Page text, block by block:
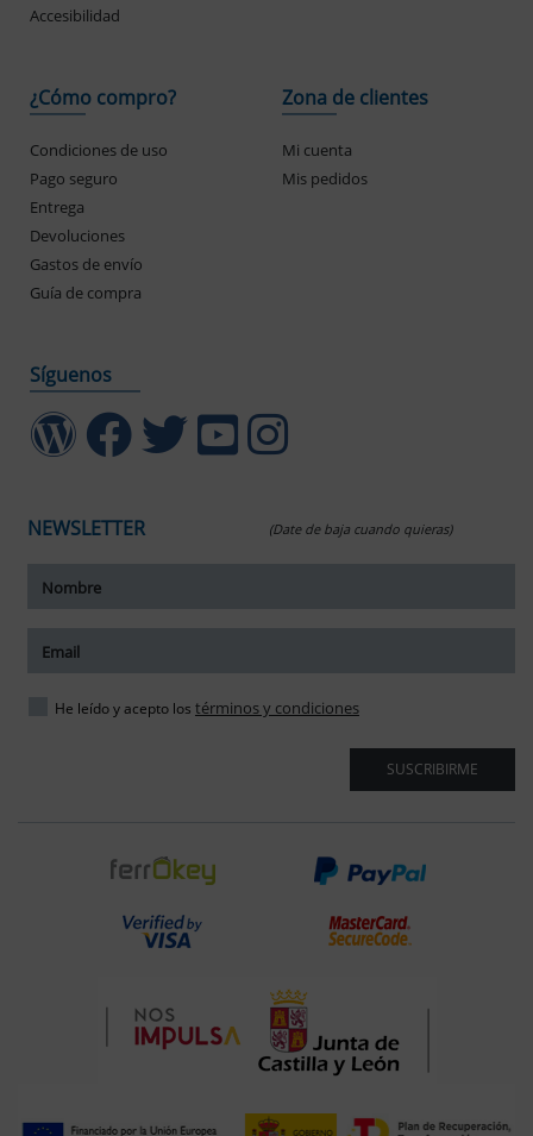
Accesibilidad
¿Cómo compro?
Condiciones de uso
Pago seguro
Entrega
Devoluciones
Gastos de envío
Guía de compra
Zona de clientes
Mi cuenta
Mis pedidos
Síguenos
NEWSLETTER (Date de baja cuando quieras)
He leído y acepto los términos y condiciones
SUSCRIBIRME
espaciado del texto
interlineado